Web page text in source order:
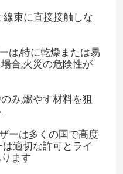
束に直接接触しな
は,特に乾燥または易
合,火災の危険性が
み,燃やす材料を狙
ーは多くの国で高度
適切な許可とライ
ます